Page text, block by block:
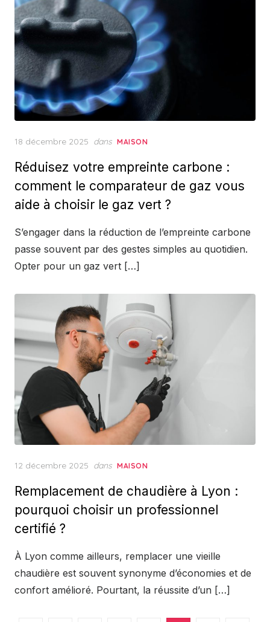
Posted
18 décembre 2025 dans MAISON
Réduisez votre empreinte carbone :
comment le comparateur de gaz vous
aide à choisir le gaz vert ?
S’engager dans la réduction de l’empreinte carbone
passe souvent par des gestes simples au quotidien.
Opter pour un gaz vert […]
Posted
12 décembre 2025 dans MAISON
Remplacement de chaudière à Lyon :
pourquoi choisir un professionnel
certifié ?
À Lyon comme ailleurs, remplacer une vieille
chaudière est souvent synonyme d’économies et de
confort amélioré. Pourtant, la réussite d’un […]